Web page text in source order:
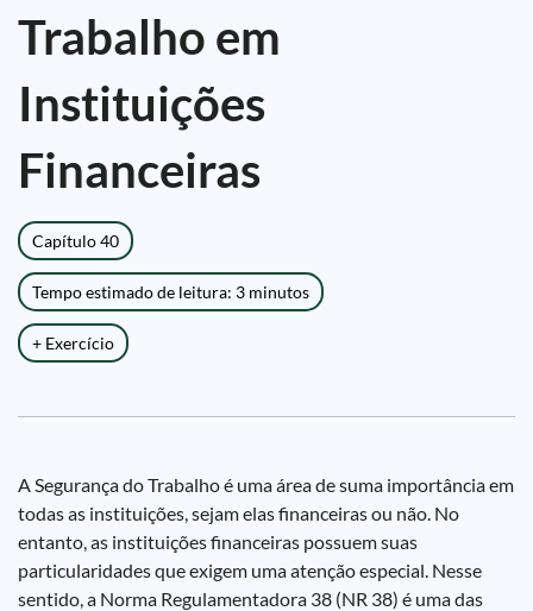
Trabalho em
Instituições
Financeiras
Capítulo 40
Tempo estimado de leitura: 3 minutos
+ Exercício
A Segurança do Trabalho é uma área de suma importância em
todas as instituições, sejam elas financeiras ou não. No
entanto, as instituições financeiras possuem suas
particularidades que exigem uma atenção especial. Nesse
sentido, a Norma Regulamentadora 38 (NR 38) é uma das